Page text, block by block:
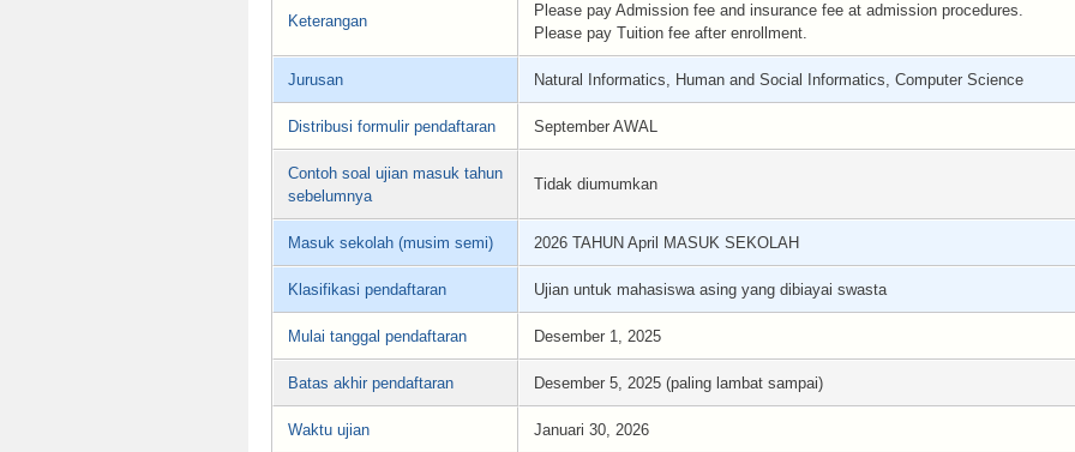
Keterangan
Please pay Admission fee and insurance fee at admission procedures.
Please pay Tuition fee after enrollment.
Jurusan Natural Informatics, Human and Social Informatics, Computer Science
Distribusi formulir pendaftaran September AWAL
Contoh soal ujian masuk tahun
sebelumnya
Tidak diumumkan
Masuk sekolah (musim semi) 2026 TAHUN April MASUK SEKOLAH
Klasifikasi pendaftaran Ujian untuk mahasiswa asing yang dibiayai swasta
Mulai tanggal pendaftaran Desember 1, 2025
Batas akhir pendaftaran Desember 5, 2025 (paling lambat sampai)
Waktu ujian Januari 30, 2026